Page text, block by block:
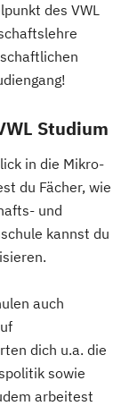
des VWL
Studium
in die Mikro-
du Fächer, wie
und
kannst du
auch
dich u.a. die
sowie
arbeitest